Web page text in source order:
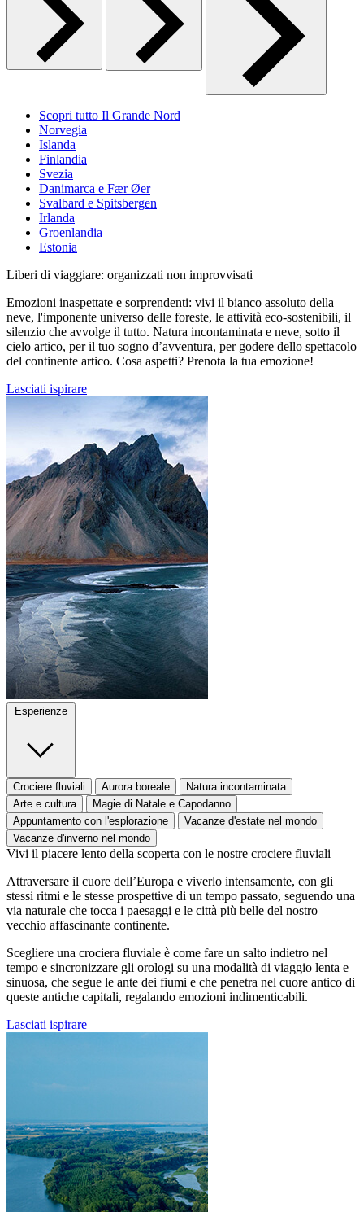
Scopri tutto Il Grande Nord
Norvegia
Islanda
Finlandia
Svezia
Danimarca e Fær Øer
Svalbard e Spitsbergen
Irlanda
Groenlandia
Estonia
Liberi di viaggiare: organizzati non improvvisati
Emozioni inaspettate e sorprendenti: vivi il bianco assoluto della
neve, l'imponente universo delle foreste, le attività eco-sostenibili, il
silenzio che avvolge il tutto. Natura incontaminata e neve, sotto il
cielo artico, per il tuo sogno d’avventura, per godere dello spettacolo
del continente artico. Cosa aspetti? Prenota la tua emozione!
Lasciati ispirare
Esperienze
Crociere fluviali Aurora boreale
Natura incontaminata
Arte e cultura
Magie di Natale e Capodanno
Appuntamento con l'esplorazione
Vacanze d'estate nel mondo
Vacanze d'inverno nel mondo
Vivi il piacere lento della scoperta con le nostre crociere fluviali
Attraversare il cuore dell’Europa e viverlo intensamente, con gli
stessi ritmi e le stesse prospettive di un tempo passato, seguendo una
via naturale che tocca i paesaggi e le città più belle del nostro
vecchio affascinante continente.
Scegliere una crociera fluviale è come fare un salto indietro nel
tempo e sincronizzare gli orologi su una modalità di viaggio lenta e
sinuosa, che segue le ante dei fiumi e che penetra nel cuore antico di
queste antiche capitali, regalando emozioni indimenticabili.
Lasciati ispirare